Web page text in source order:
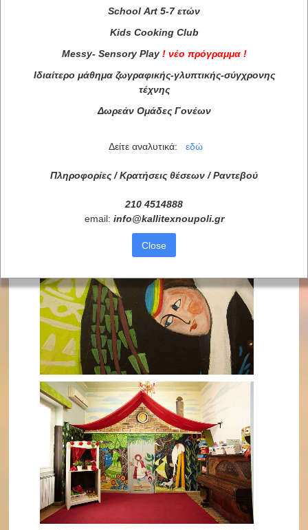
School Art 5-7 ετών
Kids Cooking Club
Messy- Sensory Play ! νέο πρόγραμμα !
Ιδιαίτερο μάθημα ζωγραφικής-γλυπτικής-σύγχρονης
τέχνης
Δωρεάν Ομάδες Γονέων
Δείτε αναλυτικά: εδώ
Πληροφορίες / Κρατήσεις θέσεων / Ραντεβού
210 4514888
email: info@kallitexnoupoli.gr
Close